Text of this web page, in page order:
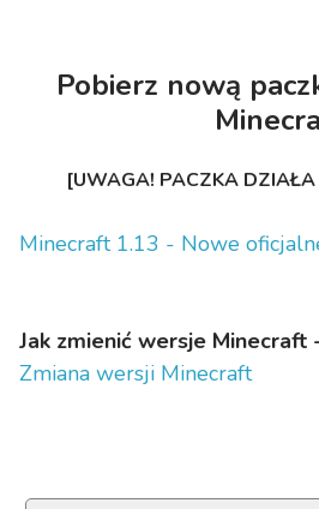
Pobierz nową
[UWAGA! PACZKA
Minecraft 1.13 - Nowe
Jak zmienić wersje Minecraft
Zmiana wersji Minecraft